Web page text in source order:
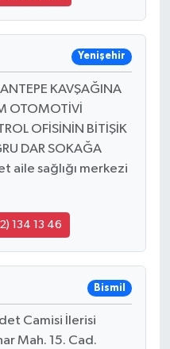
Yenişehir
KAVŞAĞINA
OTOMOTİVİ
OFİSİNİN BİTİŞİK
DAR SOKAĞA
aile sağlığı merkezi
134 13 46
Bismil
Camisi İlerisi
Mah. 15. Cad.